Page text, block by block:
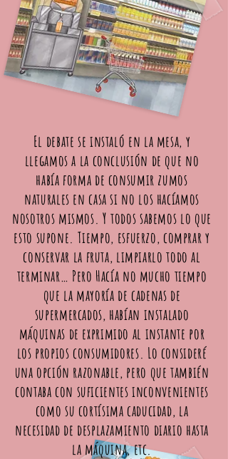
El debate se instaló en la mesa, y
llegamos a la conclusión de que no
había forma de consumir zumos
naturales en casa si no los hacíamos
nosotros mismos. Y todos sabemos lo que
esto supone. Tiempo, esfuerzo, comprar y
conservar la fruta, limpiarlo todo al
terminar… Pero Hacía no mucho tiempo
que la mayoría de cadenas de
supermercados, habían instalado
máquinas de exprimido al instante por
los propios consumidores. Lo consideré
una opción razonable, pero que también
contaba con suficientes inconvenientes
como su cortísima caducidad, la
necesidad de desplazamiento diario hasta
la máquina, etc.